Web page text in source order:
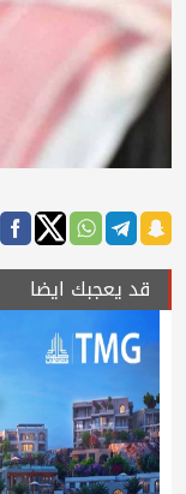
قد يعجبك ايضا